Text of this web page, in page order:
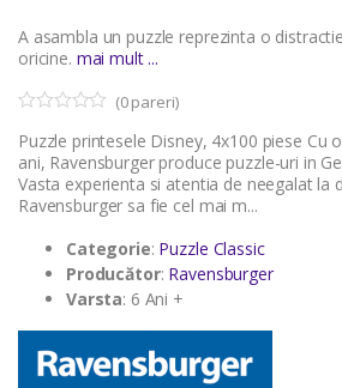
A asambla un puzzle reprezinta o
oricine. mai mult ...
o
u
t
o
f
(0pareri)
Puzzle printesele Disney, 4x100 piese Cu
ani, Ravensburger produce puzzle-uri in
Vasta experienta si atentia de neegalat la
Ravensburger sa fie cel mai m...
Categorie: Puzzle Classic
Producător: Ravensburger
Varsta: 6 Ani +